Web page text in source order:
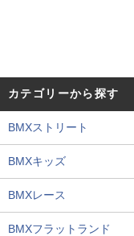
カテゴリーから探す
BMXストリート
BMXキッズ
BMXレース
BMXフラットランド